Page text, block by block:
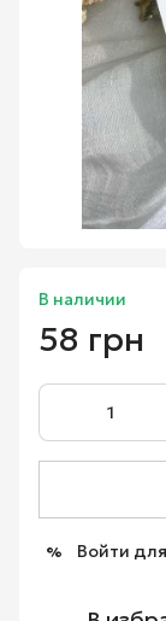
В наличии
58 грн
% Войти